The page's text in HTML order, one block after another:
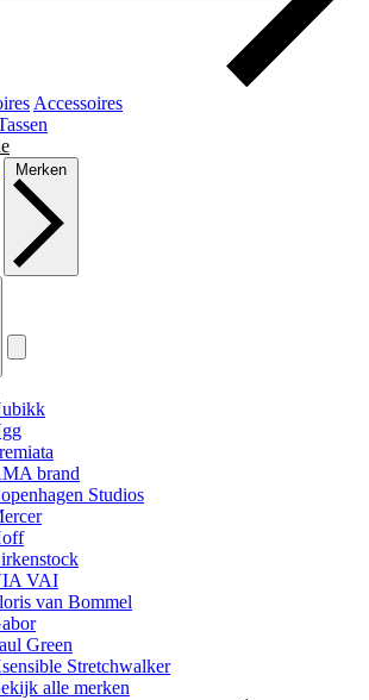
Accessoires
Merken
brand
Studios
VAI
van Bommel
Green
Stretchwalker
alle merken